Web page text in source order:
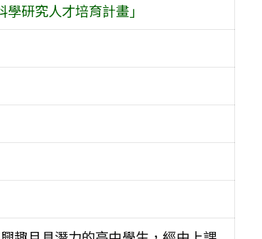
研究人才培育計畫」